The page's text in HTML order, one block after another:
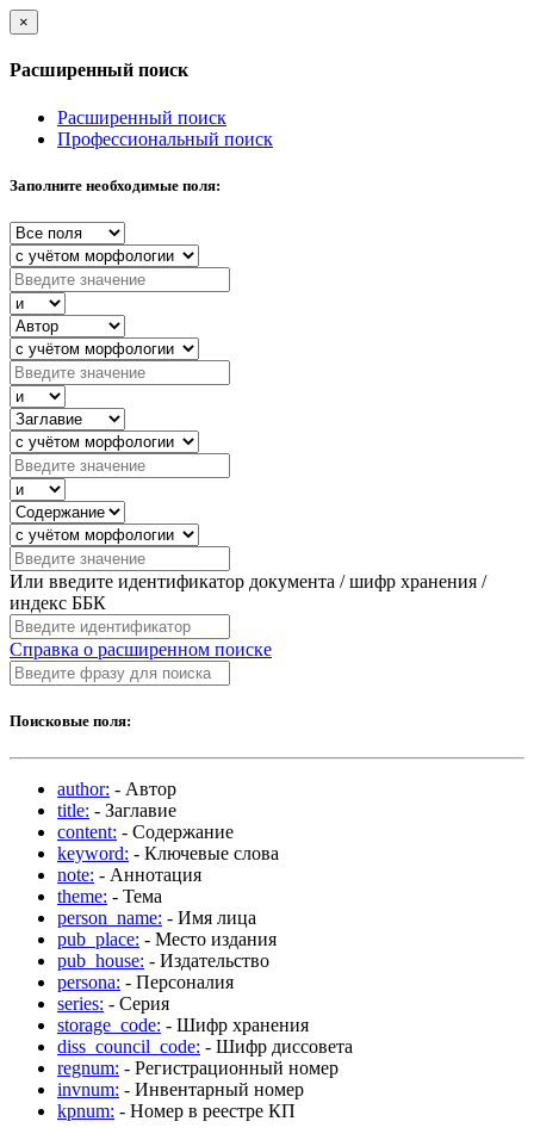
×
Расширенный поиск
Расширенный поиск
Профессиональный поиск
Заполните необходимые поля:
Или введите идентификатор документа / шифр хранения /
индекс ББК
Справка о расширенном поиске
Поисковые поля:
author: - Автор
title: - Заглавие
content: - Содержание
keyword: - Ключевые слова
note: - Аннотация
theme: - Тема
person_name: - Имя лица
pub_place: - Место издания
pub_house: - Издательство
persona: - Персоналия
series: - Серия
storage_code: - Шифр хранения
diss_council_code: - Шифр диссовета
regnum: - Регистрационный номер
invnum: - Инвентарный номер
kpnum: - Номер в реестре КП